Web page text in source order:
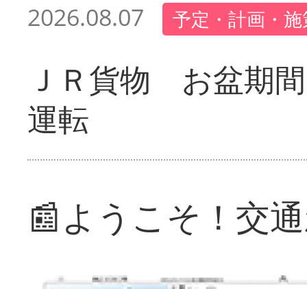
2026.08.07 予定・計画・
ＪＲ貨物 お盆期
運転
📰ようこそ！交